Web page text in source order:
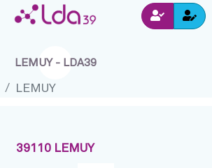
Connexion
LEMUY - LDA39
LEMUY
39110 LEMUY